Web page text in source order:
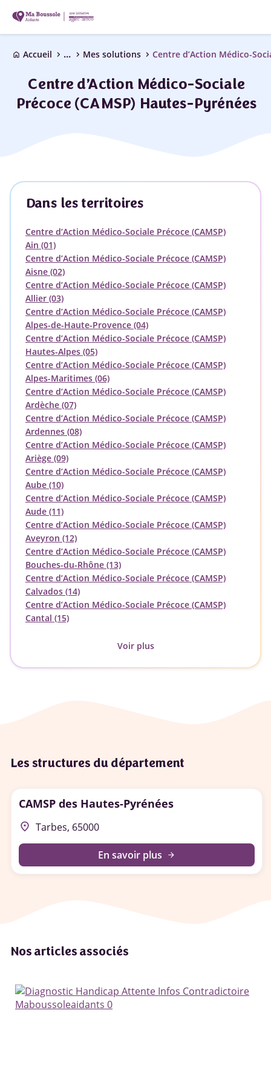
home Accueil chevron_right ... chevron_right Mes solutions chevron_right
Centre d’Action Médico-Sociale
Précoce (CAMSP) Hautes-Pyrénées
Dans les territoires
Centre d’Action Médico-Sociale Précoce (CAMSP)
Ain (01)
Centre d’Action Médico-Sociale Précoce (CAMSP)
Aisne (02)
Centre d’Action Médico-Sociale Précoce (CAMSP)
Allier (03)
Centre d’Action Médico-Sociale Précoce (CAMSP)
Alpes-de-Haute-Provence (04)
Centre d’Action Médico-Sociale Précoce (CAMSP)
Hautes-Alpes (05)
Centre d’Action Médico-Sociale Précoce (CAMSP)
Alpes-Maritimes (06)
Centre d’Action Médico-Sociale Précoce (CAMSP)
Ardèche (07)
Centre d’Action Médico-Sociale Précoce (CAMSP)
Ardennes (08)
Centre d’Action Médico-Sociale Précoce (CAMSP)
Ariège (09)
Centre d’Action Médico-Sociale Précoce (CAMSP)
Aube (10)
Centre d’Action Médico-Sociale Précoce (CAMSP)
Aude (11)
Centre d’Action Médico-Sociale Précoce (CAMSP)
Aveyron (12)
Centre d’Action Médico-Sociale Précoce (CAMSP)
Bouches-du-Rhône (13)
Centre d’Action Médico-Sociale Précoce (CAMSP)
Calvados (14)
Centre d’Action Médico-Sociale Précoce (CAMSP)
Cantal (15)
Voir plus
Les structures du département
CAMSP des Hautes-Pyrénées
place Tarbes, 65000
En savoir plus arrow_forward
Nos articles associés